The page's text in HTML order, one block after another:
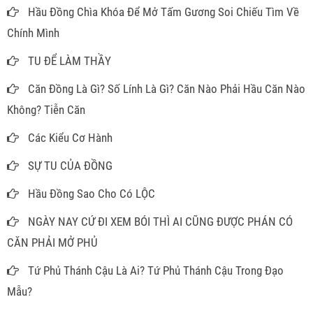
Hầu Đồng Chìa Khóa Để Mở Tấm Gương Soi Chiếu Tìm Về
Chính Mình
TU ĐỂ LÀM THẦY
Căn Đồng Là Gì? Số Lính Là Gì? Căn Nào Phải Hầu Căn Nào
Không? Tiễn Căn
Các Kiểu Cơ Hành
SỰ TU CỦA ĐỒNG
Hầu Đồng Sao Cho Có LỘC
NGÀY NAY CỨ ĐI XEM BÓI THÌ AI CŨNG ĐƯỢC PHÁN CÓ
CĂN PHẢI MỞ PHỦ
Tứ Phủ Thánh Cậu Là Ai? Tứ Phủ Thánh Cậu Trong Đạo
Mẫu?